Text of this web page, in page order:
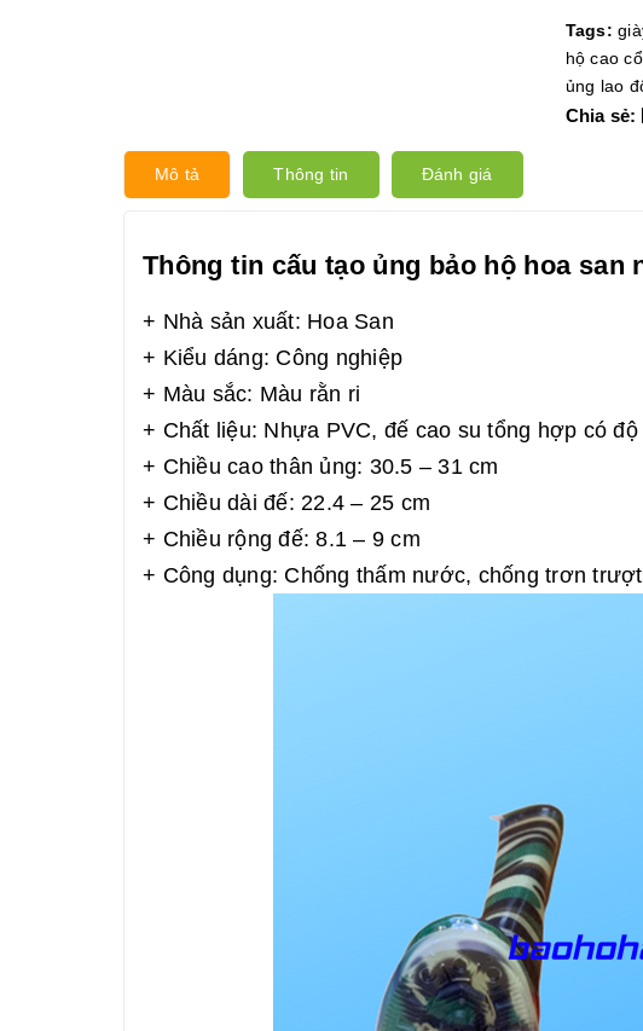
Tags:
hộ cao cổ
ủng lao
Chia sẻ:
Mô tả Thông tin Đánh giá
Thông tin cấu tạo ủng bảo hộ hoa san
+ Nhà sản xuất: Hoa San
+ Kiểu dáng: Công nghiệp
+ Màu sắc: Màu rằn ri
+ Chất liệu: Nhựa PVC, đế cao su tổng hợp có độ
+ Chiều cao thân ủng: 30.5 – 31 cm
+ Chiều dài đế: 22.4 – 25 cm
+ Chiều rộng đế: 8.1 – 9 cm
+ Công dụng: Chống thấm nước, chống trơn